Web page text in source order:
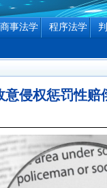
商事法学 程序法学
侵权惩罚性赔